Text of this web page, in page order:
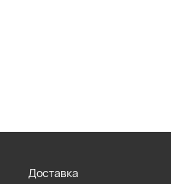
Доставка